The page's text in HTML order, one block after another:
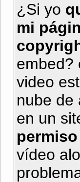
¿Si yo
mi
embed?
video
nube de
en un
vídeo